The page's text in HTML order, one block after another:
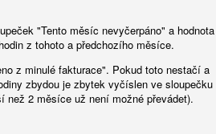
"Tento měsíc nevyčerpáno" a hodnota
z tohoto a předchozího měsíce.
z minulé fakturace". Pokud toto nestačí a
zbydou je zbytek vyčíslen ve sloupečku
2 měsíce už není možné převádet).